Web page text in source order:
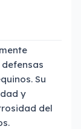
Su
y
del